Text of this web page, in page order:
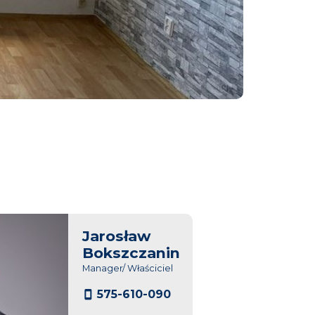
Jarosław
Bokszczanin
Manager/ Właściciel
575-610-090